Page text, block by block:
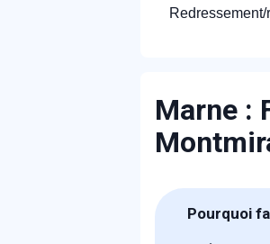
Marne :
Pourquoi